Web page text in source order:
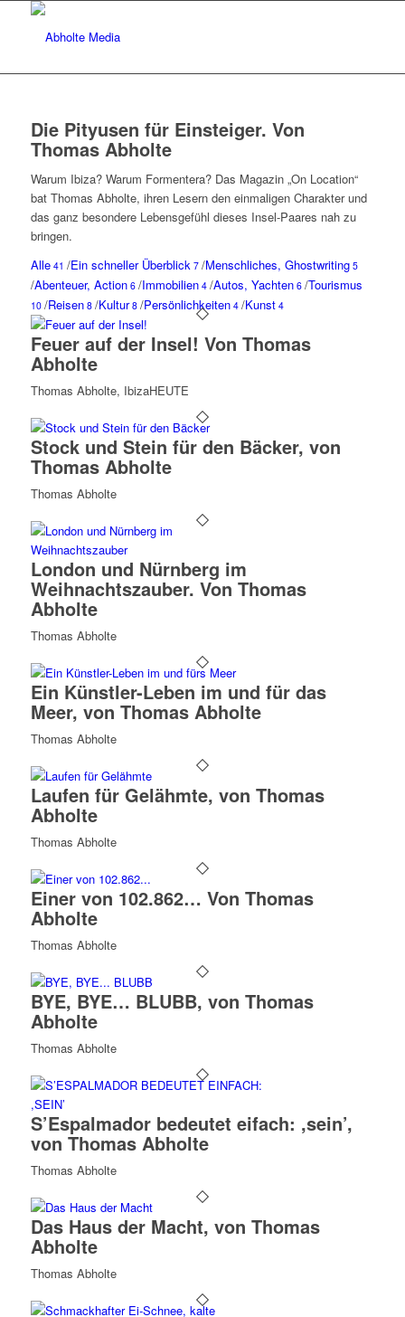
Die Pityusen für Einsteiger. Von
Thomas Abholte
Warum Ibiza? Warum Formentera? Das Magazin „On Location“
bat Thomas Abholte, ihren Lesern den einmaligen Charakter und
das ganz besondere Lebensgefühl dieses Insel-Paares nah zu
bringen.
Alle41 /Ein schneller Überblick7 /Menschliches, Ghostwriting5
/Abenteuer, Action6 /Immobilien4 /Autos, Yachten6 /Tourismus
10 /Reisen8 /Kultur8 /Persönlichkeiten4 /Kunst4
Feuer auf der Insel! Von Thomas
Abholte
Thomas Abholte, IbizaHEUTE
Stock und Stein für den Bäcker, von
Thomas Abholte
Thomas Abholte
London und Nürnberg im
Weihnachtszauber. Von Thomas
Abholte
Thomas Abholte
Ein Künstler-Leben im und für das
Meer, von Thomas Abholte
Thomas Abholte
Laufen für Gelähmte, von Thomas
Abholte
Thomas Abholte
Einer von 102.862… Von Thomas
Abholte
Thomas Abholte
BYE, BYE… BLUBB, von Thomas
Abholte
Thomas Abholte
S’Espalmador bedeutet eifach: ,sein’,
von Thomas Abholte
Thomas Abholte
Das Haus der Macht, von Thomas
Abholte
Thomas Abholte